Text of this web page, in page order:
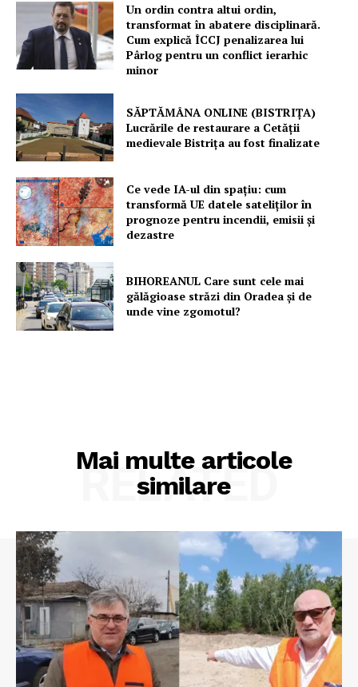
Un ordin contra altui ordin,
transformat în abatere disciplinară.
Cum explică ÎCCJ penalizarea lui
Pârlog pentru un conflict ierarhic
minor
SĂPTĂMÂNA ONLINE (BISTRIȚA)
Lucrările de restaurare a Cetăţii
medievale Bistriţa au fost finalizate
Ce vede IA-ul din spațiu: cum
transformă UE datele sateliților în
prognoze pentru incendii, emisii și
dezastre
BIHOREANUL Care sunt cele mai
gălăgioase străzi din Oradea și de
unde vine zgomotul?
Mai multe articole
similare
RELATED